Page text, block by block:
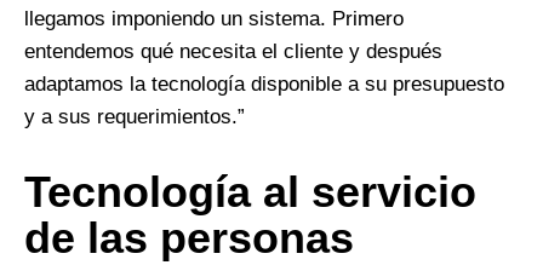
llegamos imponiendo un sistema. Primero
entendemos qué necesita el cliente y después
adaptamos la tecnología disponible a su presupuesto
y a sus requerimientos.”
Tecnología al servicio
de las personas